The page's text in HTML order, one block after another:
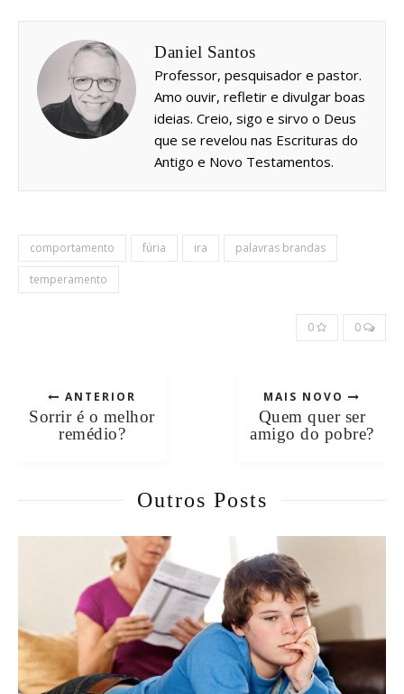
Daniel Santos
Professor, pesquisador e pastor.
Amo ouvir, refletir e divulgar boas
ideias. Creio, sigo e sirvo o Deus
que se revelou nas Escrituras do
Antigo e Novo Testamentos.
comportamento fúria ira palavras brandas
temperamento
0 0
ANTERIOR
Sorrir é o melhor
remédio?
MAIS NOVO
Quem quer ser
amigo do pobre?
Outros Posts